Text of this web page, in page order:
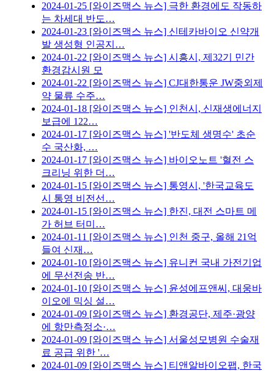
2024-01-25 [와이즈맥스 뉴스] 극한 환경에도 작동하
는 차세대 반도…
2024-01-23 [와이즈맥스 뉴스] 신테카바이오 신약개
발 생성형 인공지…
2024-01-22 [와이즈맥스 뉴스] 시흥시, 제32기 민간
환경감시원 모
2024-01-22 [와이즈맥스 뉴스] CJ대한통운 JW중외제
약 물류 수주…
2024-01-18 [와이즈맥스 뉴스] 인천시, 신재생에너지
보급에 122…
2024-01-17 [와이즈맥스 뉴스] '반도체 생명수' 초순
수 국산화, …
2024-01-17 [와이즈맥스 뉴스] 바이오노트 '혈전 스
크리닝 위한 더…
2024-01-15 [와이즈맥스 뉴스] 통영시, '한국교육도
시 통영 비전선…
2024-01-15 [와이즈맥스 뉴스] 한진, 대전 스마트 메
가 허브 터미…
2024-01-11 [와이즈맥스 뉴스] 인천 중구, 올해 21억
들여 신재…
2024-01-10 [와이즈맥스 뉴스] 유니컨 국내 가전기업
에 무선전송 반…
2024-01-10 [와이즈맥스 뉴스] 윤성에프앤씨, 대웅바
이오에 믹싱 설…
2024-01-09 [와이즈맥스 뉴스] 환경공단, 제주·광양
에 항만측정소·…
2024-01-09 [와이즈맥스 뉴스] 서울성모병원 수술재
료 공급 위한 '…
2024-01-09 [와이즈맥스 뉴스] 티앤알바이오팹, 한국